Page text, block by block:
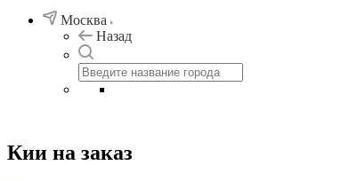
Москва
Назад
Кии на заказ